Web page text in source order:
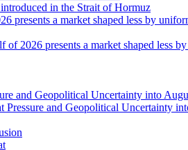
in the Strait of Hormuz
2026 presents a market shaped less
and Geopolitical Uncertainty